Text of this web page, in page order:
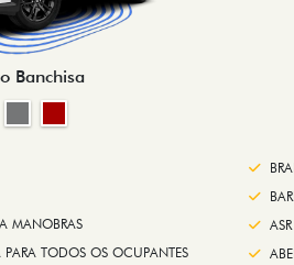
Banchisa
MANOBRAS
TODOS OS OCUPANTES